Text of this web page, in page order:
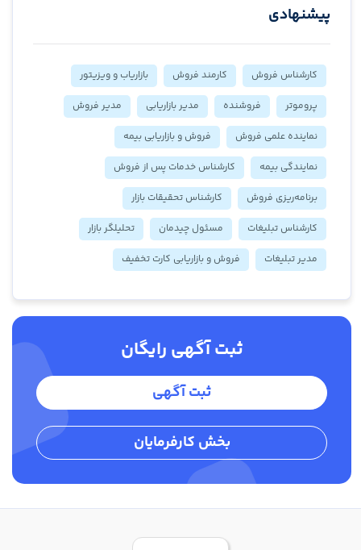
پیشنهادی
کارشناس فروش کارمند فروش
بازاریاب و ویزیتور
پروموتر
فروشنده مدیر بازاریابی
مدیر فروش
نماینده علمی فروش
فروش و بازاریابی بیمه
نمایندگی بیمه
کارشناس خدمات پس از فروش
برنامه‌ریزی فروش
کارشناس تحقیقات بازار
کارشناس تبلیغات
مسئول چیدمان
تحلیلگر بازار
مدیر تبلیغات
فروش و بازاریابی کارت تخفیف
ثبت آگهی رایگان
ثبت آگهی
بخش کارفرمایان